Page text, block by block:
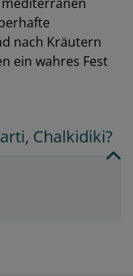
nach Kräutern
ein wahres Fest
Chalkidiki?